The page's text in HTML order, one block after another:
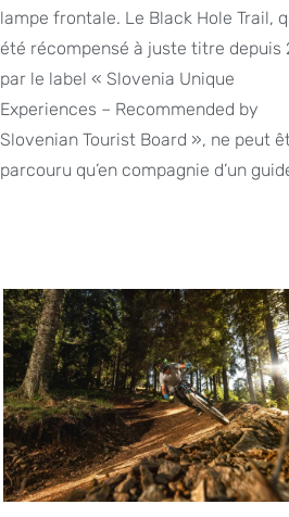
lampe frontale. Le Black Hole Trail,
été récompensé à juste titre depuis
par le label « Slovenia Unique
Experiences – Recommended by
Slovenian Tourist Board », ne peut
parcouru qu’en compagnie d’un